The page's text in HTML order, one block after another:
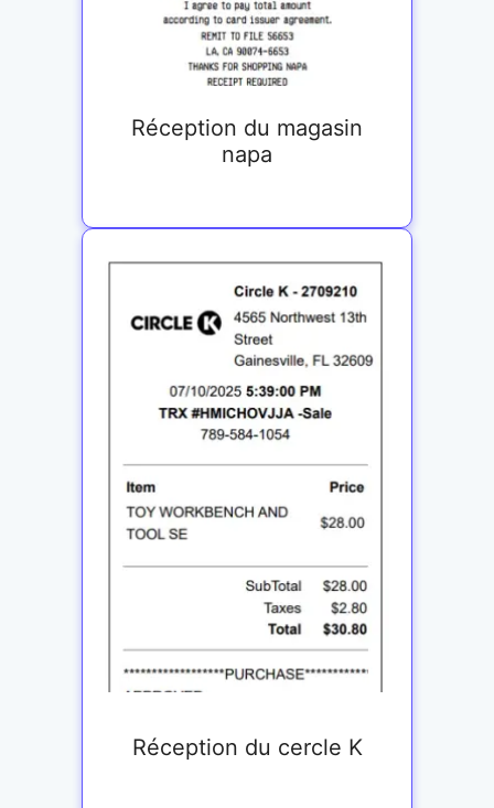
Réception du magasin
napa
Réception du cercle K